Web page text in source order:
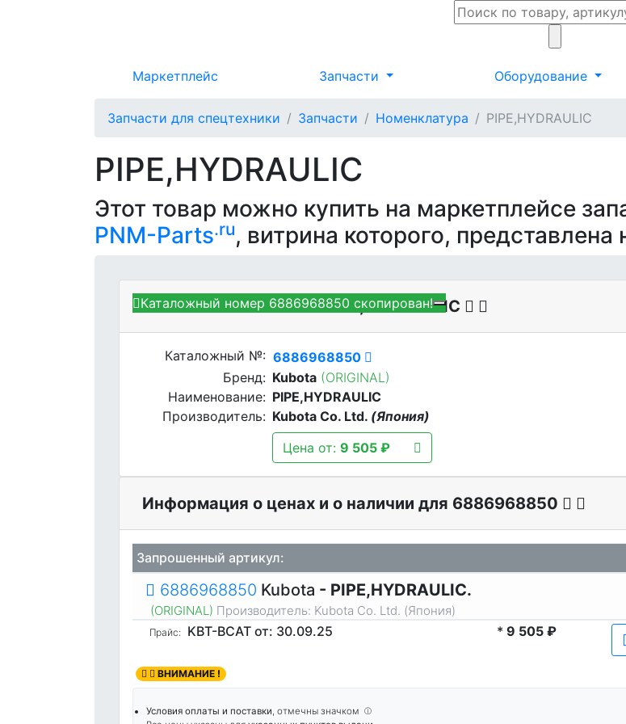
Маркетплейс Запчасти Оборудование
Запчасти для спецтехники Запчасти Номенклатура PIPE,HYDRAULIC
PIPE,HYDRAULIC
Этот товар можно купить на маркетплейсе
PNM-Parts.ru, витрина которого, представлена
Kubota 6886968850 - PIPE,HYDRAULIC
Каталожный №: 6886968850
Бренд: Kubota (ORIGINAL)
Наименование: PIPE,HYDRAULIC
Производитель: Kubota Co. Ltd. (Япония)
Цена от:9 505 ₽
Каталожный номер 6886968850 скопирован!
Информация о ценах и о наличии для 6886968850
Запрошенный артикул:
6886968850 Kubota - PIPE,HYDRAULIC.
(ORIGINAL) Производитель: Kubota Co. Ltd. (Япония)
Прайс: KBT-BCAT от: 30.09.25 * 9 505 ₽
ВНИМАНИЕ !
Условия оплаты и поставки , отмечны значком ⓘ